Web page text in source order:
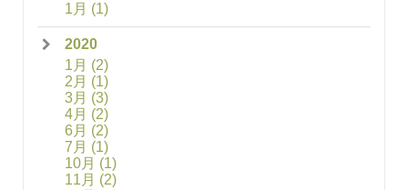
1月 (1)
2020
1月 (2)
2月 (1)
3月 (3)
4月 (2)
6月 (2)
7月 (1)
10月 (1)
11月 (2)